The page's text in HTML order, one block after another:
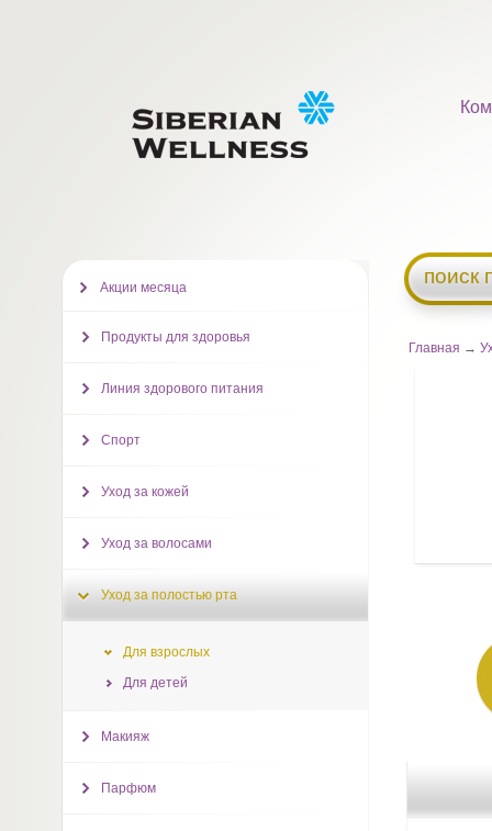
поиск
Главная →
Акции месяца
Продукты для здоровья
Линия здорового питания
Спорт
Уход за кожей
Уход за волосами
Уход за полостью рта
Для взрослых
Для детей
Макияж
Парфюм